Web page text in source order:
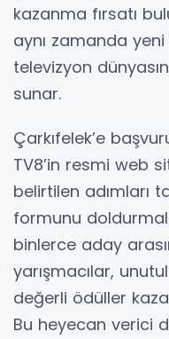
kazanma fırsatı
aynı zamanda
televizyon
sunar.
Çarkıfelek’e
TV8’in resmi web
belirtilen adımları
formunu
binlerce aday
yarışmacılar,
değerli ödüller
Bu heyecan verici